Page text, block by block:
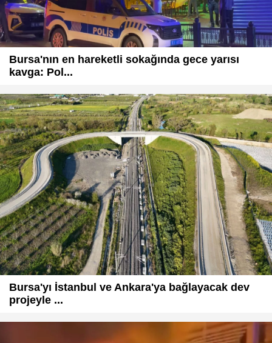
Bursa'nın en hareketli sokağında gece yarısı
kavga: Pol...
Bursa'yı İstanbul ve Ankara'ya bağlayacak dev
projeyle ...